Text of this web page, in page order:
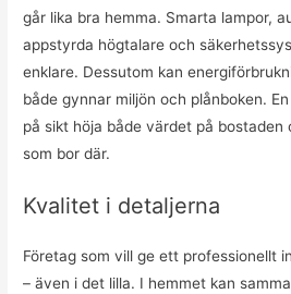
går lika bra hemma. Smarta lampor,
appstyrda högtalare och
enklare. Dessutom kan
både gynnar miljön och plånboken.
på sikt höja både värdet på
som bor där.
Kvalitet i detaljerna
Företag som vill ge ett professionellt
– även i det lilla. I hemmet kan